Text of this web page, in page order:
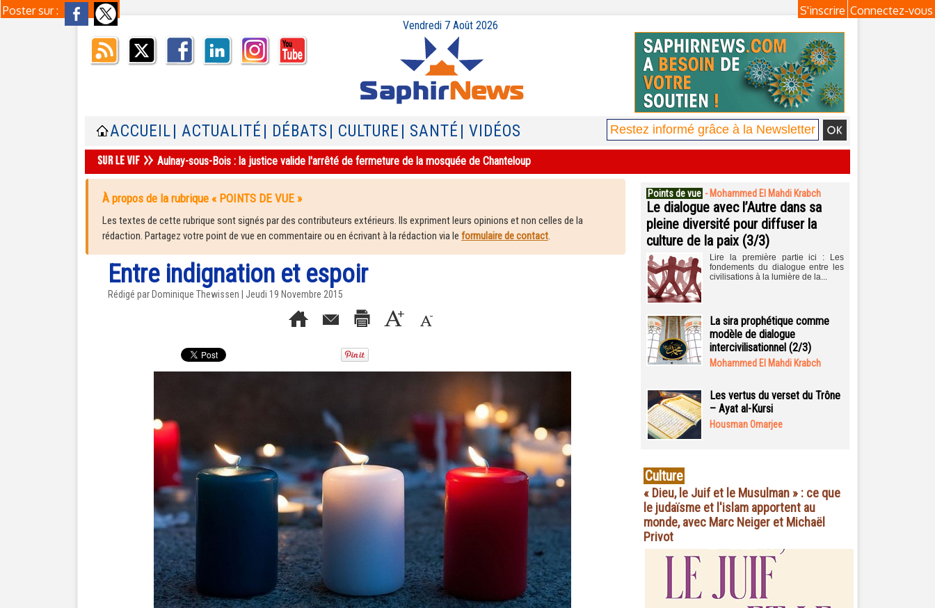
Poster sur : Connectez-vous
S'inscrire
Vendredi 7 Août 2026
ACCUEIL | ACTUALITÉ | DÉBATS | CULTURE | SANTÉ | VIDÉOS
Aulnay-sous-Bois : la justice valide l'arrêté de fermeture de la mosquée de Chanteloup
À propos de la rubrique « POINTS DE VUE »
Les textes de cette rubrique sont signés par des contributeurs extérieurs. Ils expriment leurs opinions et non celles de la
rédaction. Partagez votre point de vue en commentaire ou en écrivant à la rédaction via le formulaire de contact.
Entre indignation et espoir
Rédigé par Dominique Thewissen | Jeudi 19 Novembre 2015
Points de vue - Mohammed El Mahdi Krabch
Le dialogue avec l’Autre dans sa
pleine diversité pour diffuser la
culture de la paix (3/3)
Lire la première partie ici : Les
fondements du dialogue entre les
civilisations à la lumière de la...
La sira prophétique comme
modèle de dialogue
intercivilisationnel (2/3)
Mohammed El Mahdi Krabch
Les vertus du verset du Trône
– Ayat al-Kursi
Housman Omarjee
Culture
« Dieu, le Juif et le Musulman » : ce que
le judaïsme et l'islam apportent au
monde, avec Marc Neiger et Michaël
Privot